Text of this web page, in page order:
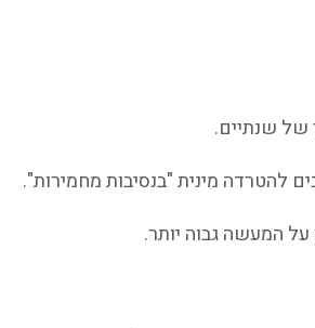
של שנתיים.
מינית "בנסיבות מחמירות".
המעשה גבוה יותר.